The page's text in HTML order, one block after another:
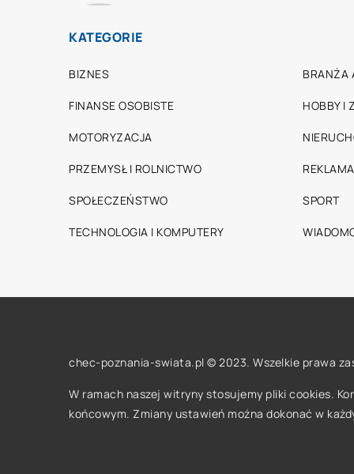
KATEGORIE
BIZNES BRANŻA
FINANSE OSOBISTE HOBBY I
MOTORYZACJA
PRZEMYSŁ I ROLNICTWO
SPOŁECZEŃSTWO SPORT
TECHNOLOGIA I KOMPUTERY
chec-poznania-swiata.pl © 2023. Wszelkie prawa
W ramach naszej witryny stosujemy pliki cookies.
końcowym. Zmiany ustawień można dokonać w